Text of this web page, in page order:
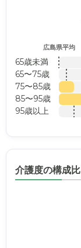
広島県平均
65歳未満
65〜75歳
75〜85歳
85〜95歳
95歳以上
介護度の構成比